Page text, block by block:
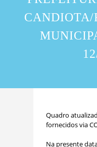
CANDIOTA/
Quadro
fornecidos via
Na presente